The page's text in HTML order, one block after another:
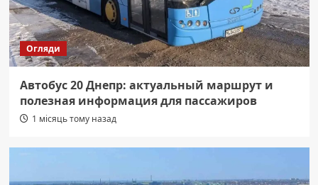
Огляди
Автобус 20 Днепр: актуальный маршрут и
полезная информация для пассажиров
1 місяць тому назад